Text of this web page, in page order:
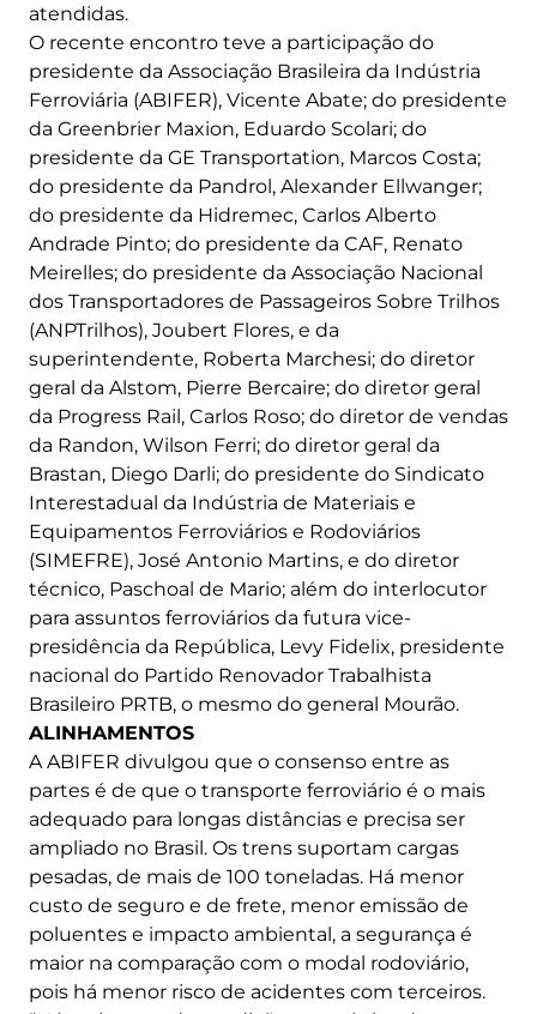
atendidas.
O recente encontro teve a participação do
presidente da Associação Brasileira da Indústria
Ferroviária (ABIFER), Vicente Abate; do presidente
da Greenbrier Maxion, Eduardo Scolari; do
presidente da GE Transportation, Marcos Costa;
do presidente da Pandrol, Alexander Ellwanger;
do presidente da Hidremec, Carlos Alberto
Andrade Pinto; do presidente da CAF, Renato
Meirelles; do presidente da Associação Nacional
dos Transportadores de Passageiros Sobre Trilhos
(ANPTrilhos), Joubert Flores, e da
superintendente, Roberta Marchesi; do diretor
geral da Alstom, Pierre Bercaire; do diretor geral
da Progress Rail, Carlos Roso; do diretor de vendas
da Randon, Wilson Ferri; do diretor geral da
Brastan, Diego Darli; do presidente do Sindicato
Interestadual da Indústria de Materiais e
Equipamentos Ferroviários e Rodoviários
(SIMEFRE), José Antonio Martins, e do diretor
técnico, Paschoal de Mario; além do interlocutor
para assuntos ferroviários da futura vice-
presidência da República, Levy Fidelix, presidente
nacional do Partido Renovador Trabalhista
Brasileiro PRTB, o mesmo do general Mourão.
ALINHAMENTOS
A ABIFER divulgou que o consenso entre as
partes é de que o transporte ferroviário é o mais
adequado para longas distâncias e precisa ser
ampliado no Brasil. Os trens suportam cargas
pesadas, de mais de 100 toneladas. Há menor
custo de seguro e de frete, menor emissão de
poluentes e impacto ambiental, a segurança é
maior na comparação com o modal rodoviário,
pois há menor risco de acidentes com terceiros.